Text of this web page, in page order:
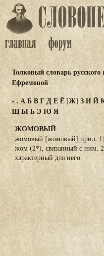
Толковый словарь
Ефремовой
- . АБВГДЕЁ [Ж] ЗИЙ
ЩЫЬЭ ЮЯ
ЖОМОВЫЙ
жомовый [жомовый] прил. 1)
жом (2*), связанный с ним.
характерный для него.